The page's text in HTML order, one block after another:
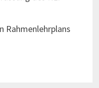
Rahmenlehrplans